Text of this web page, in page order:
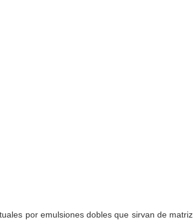
por emulsiones dobles que sirvan de